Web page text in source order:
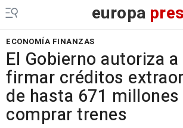
europa
ECONOMÍA FINANZAS
El Gobierno autoriza a
firmar créditos
de hasta 671 millones
comprar trenes